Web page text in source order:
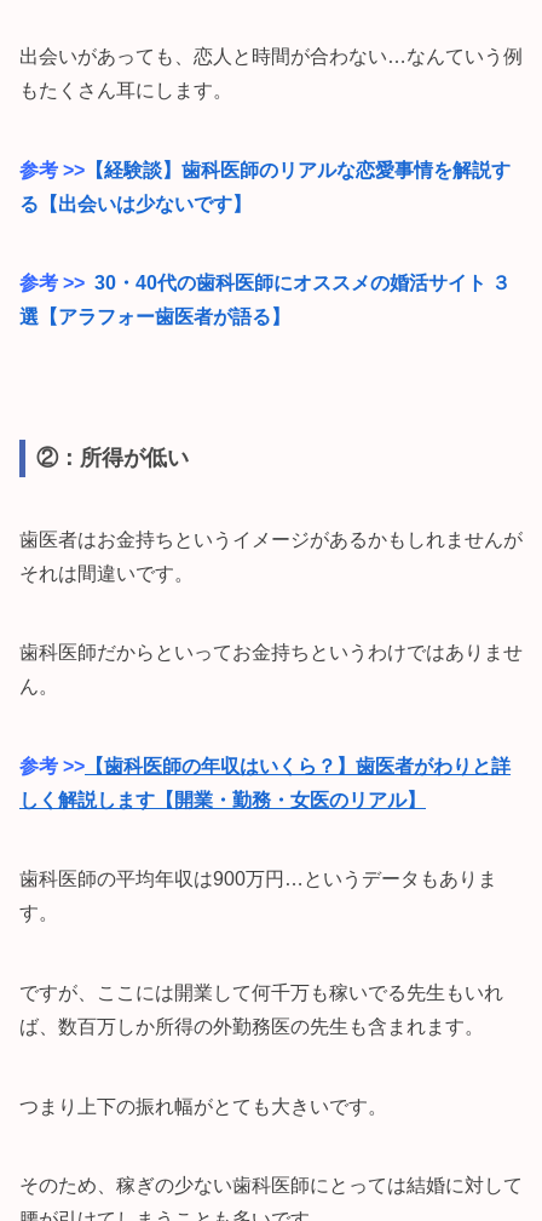
出会いがあっても、恋人と時間が合わない…なんていう例
もたくさん耳にします。
参考 >> 【経験談】歯科医師のリアルな恋愛事情を解説す
る【出会いは少ないです】
参考 >> 30・40代の歯科医師にオススメの婚活サイト ３
選【アラフォー歯医者が語る】
②：所得が低い
歯医者はお金持ちというイメージがあるかもしれませんが
それは間違いです。
歯科医師だからといってお金持ちというわけではありませ
ん。
参考 >> 【歯科医師の年収はいくら？】歯医者がわりと詳
しく解説します【開業・勤務・女医のリアル】
歯科医師の平均年収は900万円…というデータもありま
す。
ですが、ここには開業して何千万も稼いでる先生もいれ
ば、数百万しか所得の外勤務医の先生も含まれます。
つまり上下の振れ幅がとても大きいです。
そのため、稼ぎの少ない歯科医師にとっては結婚に対して